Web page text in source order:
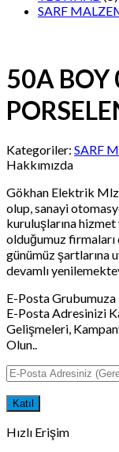
SARF
50A BOY
Kategoriler: SARF
Hakkımızda
Gökhan Elektrik
olup, sanayi
kuruluşlarına hizmet
olduğumuz
günümüz şartlarına
devamlı
E-Posta Grubumuza
E-Posta Adresinizi
Gelişmeleri,
Olun..
Hızlı Erişim